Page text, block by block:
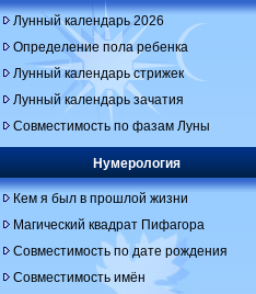
Лунный календарь 2026
Определение пола ребенка
Лунный календарь стрижек
Лунный календарь зачатия
Совместимость по фазам Луны
Нумерология
Кем я был в прошлой жизни
Магический квадрат Пифагора
Совместимость по дате рождения
Совместимость имён